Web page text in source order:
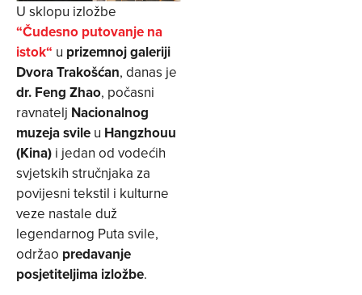
U sklopu izložbe
“Čudesno putovanje na
istok“ u prizemnoj galeriji
Dvora Trakošćan, danas je
dr. Feng Zhao, počasni
ravnatelj Nacionalnog
muzeja svile u Hangzhouu
(Kina) i jedan od vodećih
svjetskih stručnjaka za
povijesni tekstil i kulturne
veze nastale duž
legendarnog Puta svile,
održao predavanje
posjetiteljima izložbe.